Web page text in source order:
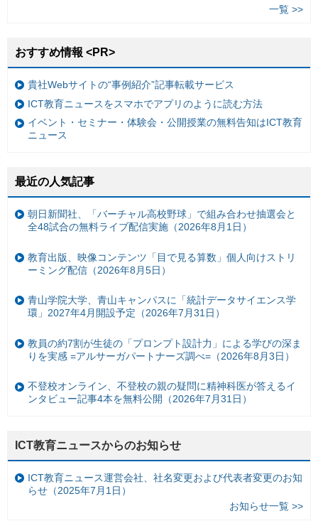
一覧 >>
おすすめ情報 <PR>
貴社Webサイトの“事例紹介”記事転載サービス
ICT教育ニュースをスマホでアプリのように読む方法
イベント・セミナー・体験会・公開授業の無料告知はICT教育
ニュース
最近の人気記事
朝日新聞社、「バーチャル高校野球」で組み合わせ抽選会と
全48試合の無料ライブ配信実施（2026年8月1日）
教育出版、映像コンテンツ「目で見る算数」個人向けストリ
ーミング配信（2026年8月5日）
青山学院大学、青山キャンパスに「統計データサイエンス学
環」2027年4月開設予定（2026年7月31日）
教員の約7割が生徒の「プロンプト設計力」による学びの深ま
りを実感 =アルサーガパートナーズ調べ=（2026年8月3日）
不登校オンライン、不登校の親の疑問に精神科医が答えるイ
ンタビュー記事4本を無料公開（2026年7月31日）
ICT教育ニュースからのお知らせ
ICT教育ニュース運営会社、社名変更および代表者変更のお知
らせ（2025年7月1日）
お知らせ一覧 >>